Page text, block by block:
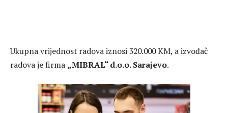
Ukupna vrijednost radova iznosi 320.000 KM, a izvođač
radova je firma „MIBRAL“ d.o.o. Sarajevo.